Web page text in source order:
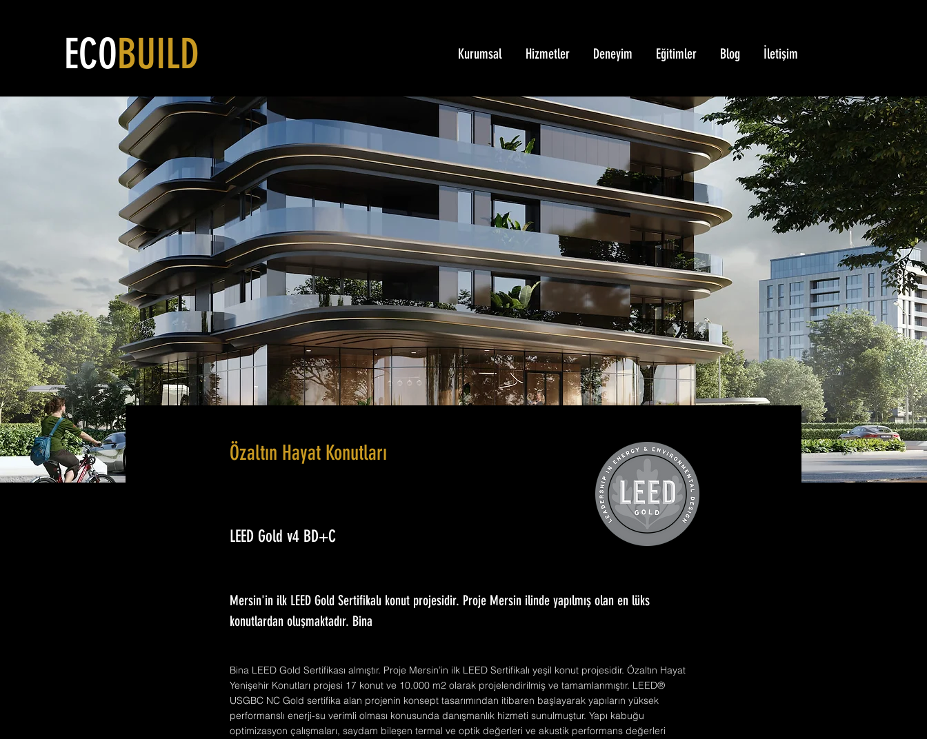
ECOBUILD Kurumsal Hizmetler Deneyim Eğitimler Blog İletişim
Özaltın Hayat Konutları
LEED Gold v4 BD+C
Mersin'in ilk LEED Gold Sertifikalı konut projesidir. Proje Mersin ilinde yapılmış olan en lüks
konutlardan oluşmaktadır. Bina
Bina LEED Gold Sertifikası almıştır. Proje Mersin’in ilk LEED Sertifikalı yeşil konut projesidir. Özaltın Hayat
Yenişehir Konutları projesi 17 konut ve 10.000 m2 olarak projelendirilmiş ve tamamlanmıştır. LEED®
USGBC NC Gold sertifika alan projenin konsept tasarımından itibaren başlayarak yapıların yüksek
performanslı enerji-su verimli olması konusunda danışmanlık hizmeti sunulmuştur. Yapı kabuğu
optimizasyon çalışmaları, saydam bileşen termal ve optik değerleri ve akustik performans değerleri